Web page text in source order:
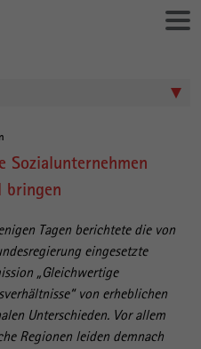
bringen
Tagen berichtete die von
eingesetzte
„Gleichwertige
von erheblichen
Unterschieden. Vor allem
Regionen leiden demnach